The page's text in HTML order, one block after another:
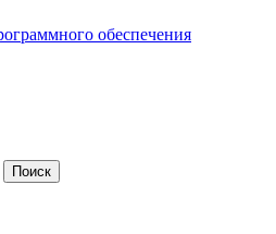
обеспечения